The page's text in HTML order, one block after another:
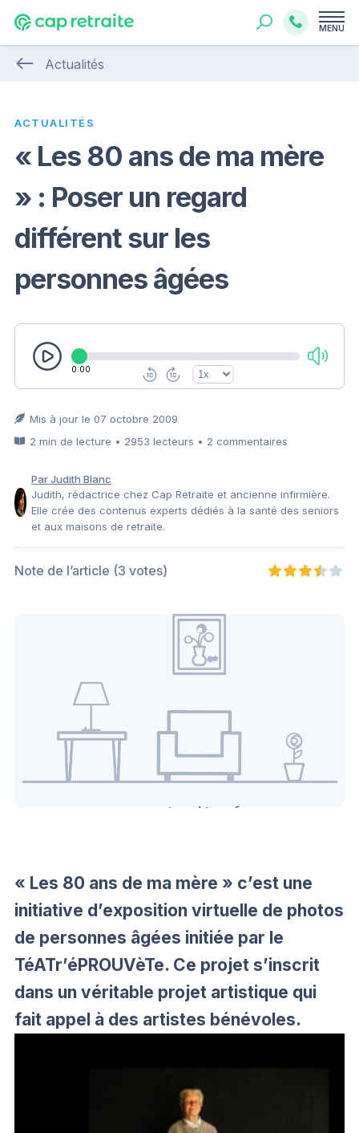
MENU
Actualités
ACTUALITÉS
« Les 80 ans de ma mère
» : Poser un regard
différent sur les
personnes âgées
0:00
Mis à jour le 07 octobre 2009
2 min de lecture • 2953 lecteurs • 2 commentaires
Par Judith Blanc
Judith, rédactrice chez Cap Retraite et ancienne infirmière.
Elle crée des contenus experts dédiés à la santé des seniors
et aux maisons de retraite.
Note de l’article (3 votes)
« Les 80 ans de ma mère » c’est une
initiative d’exposition virtuelle de photos
de personnes âgées initiée par le
TéATr’éPROUVèTe. Ce projet s’inscrit
dans un véritable projet artistique qui
fait appel à des artistes bénévoles.